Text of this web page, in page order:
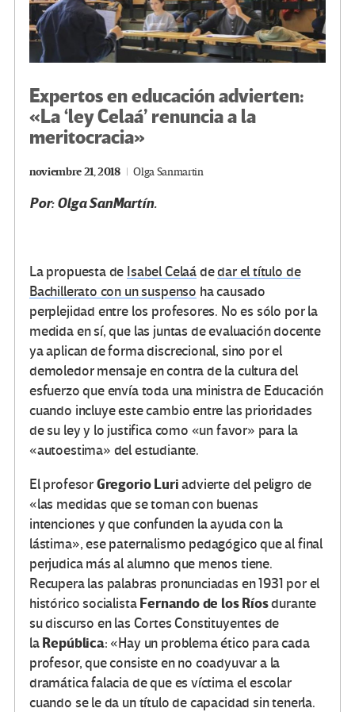
Expertos en educación advierten:
«La ‘ley Celaá’ renuncia a la
meritocracia»
noviembre 21, 2018 Olga Sanmartin
Por: Olga SanMartín.
La propuesta de Isabel Celaádedar el título de
Bachillerato con un suspenso ha causado
perplejidad entre los profesores. No es sólo por la
medida en sí, que las juntas de evaluación docente
ya aplican de forma discrecional, sino por el
demoledor mensaje en contra de la cultura del
esfuerzo que envía toda una ministra de Educación
cuando incluye este cambio entre las prioridades
de su ley y lo justifica como «un favor» para la
«autoestima» del estudiante.
El profesorGregorio Luriadvierte del peligro de
«las medidas que se toman con buenas
intenciones y que confunden la ayuda con la
lástima», ese paternalismo pedagógico que al final
perjudica más al alumno que menos tiene.
Recupera las palabras pronunciadas en 1931 por el
histórico socialistaFernando de los Ríosdurante
su discurso en las Cortes Constituyentes de
laRepública: «Hay un problema ético para cada
profesor, que consiste en no coadyuvar a la
dramática falacia de que es víctima el escolar
cuando se le da un título de capacidad sin tenerla.